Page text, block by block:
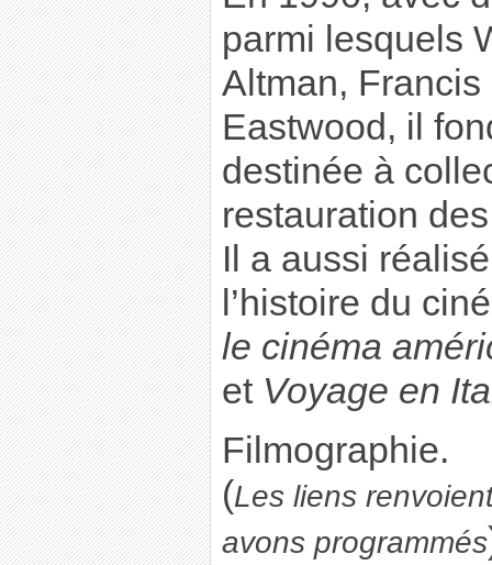
parmi lesquels
Altman,
Eastwood, il
destinée à
restauration
Il a aussi
l’histoire du
le cinéma
et Voyage en
Filmographie.
(Les liens
avons programmés